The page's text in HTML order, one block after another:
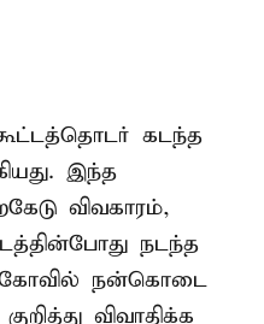
கடந்த
இந்த
விவகாரம்,
நடந்த
கோவில் நன்கொடை
விவாதிக்க